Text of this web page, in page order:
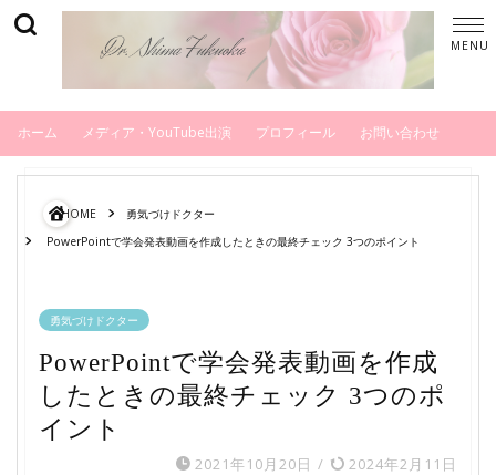
ホーム メディア・YouTube出演 プロフィール お問い合わせ
HOME
勇気づけドクター
PowerPointで学会発表動画を作成したときの最終チェック 3つのポイント
勇気づけドクター
PowerPointで学会発表動画を作成
したときの最終チェック 3つのポ
イント
2021年10月20日 / 2024年2月11日